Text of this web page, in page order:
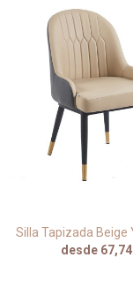
Silla Tapizada Beige
desde